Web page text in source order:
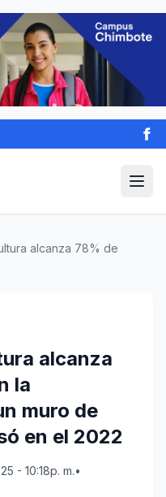
alcanza 78% de
alcanza
la
muro de
en el 2022
- 10:18p. m.•